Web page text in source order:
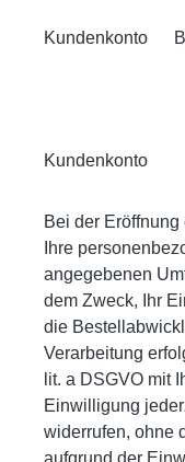
Kundenkonto
Kundenkonto
Bei der
Ihre
angegebenen
dem Zweck, Ihr
die
Verarbeitung
lit. a DSGVO mit
Einwilligung
widerrufen, ohne
aufgrund der